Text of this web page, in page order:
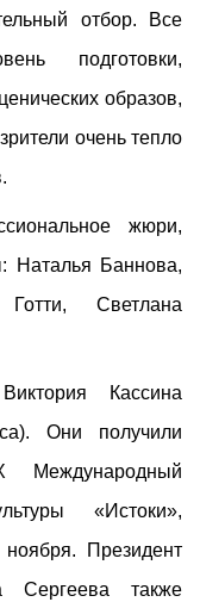
отбор. Все
подготовки,
образов,
очень тепло
жюри,
Наталья Баннова,
Светлана
Кассина
Они получили
«Истоки»,
Президент
Сергеева также